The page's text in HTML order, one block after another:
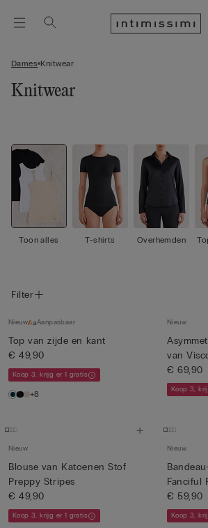
Dames Knitwear
Knitwear
Toon alles T-shirts Overhemden
Filter
Nieuw Aanpasbaar
Top van zijde en kant
€ 49,90
Koop 3, krijg er 1 gratis
+8
Nieuw
van
€ 69,90
Koop 3,
Nieuw
Blouse van Katoenen Stof
Preppy Stripes
€ 49,90
Koop 3, krijg er 1 gratis
Nieuw
Fanciful
€ 59,90
Koop 3,